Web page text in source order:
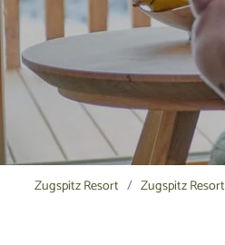
Zugspitz Resort Zugspitz Resort